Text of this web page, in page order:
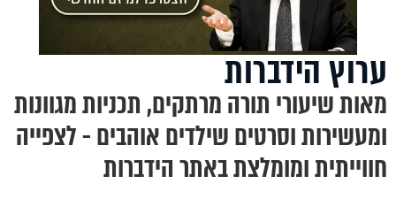
ערוץ הידברות
מאות שיעורי תורה מרתקים, תכניות מגוונות
ומעשירות וסרטים שילדים אוהבים - לצפייה
חווייתית ומומלצת באתר הידברות